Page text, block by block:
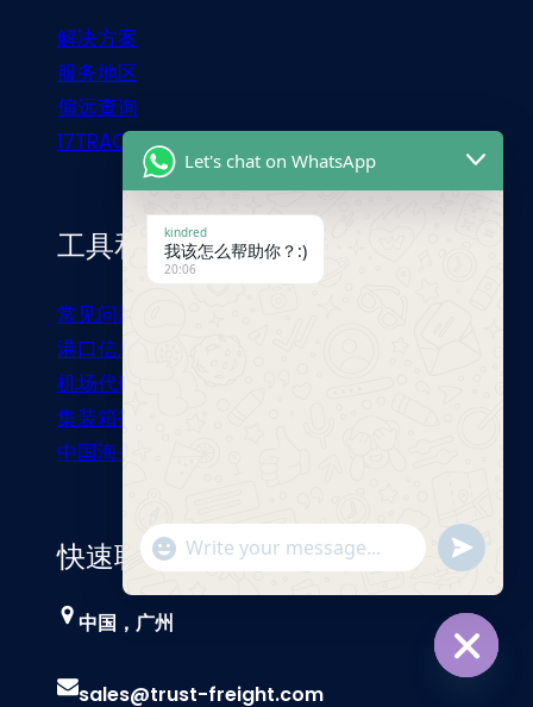
解决方案
服务地区
偏远查询
17TRACK
工具和资源
常见问题
港口信息
机场代码
集装箱指南
中国海关总署
快速联系
中国，广州
sales@trust-freight.com
Let's chat on WhatsApp
kindred
我该怎么帮助你？:)
20:06
"+chaty_settings.lang.emoji_picker+"
Send
WhatsApp